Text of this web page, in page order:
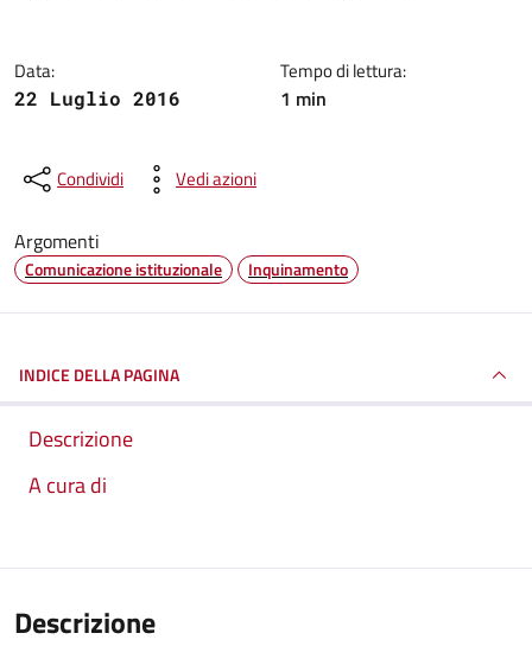
Data:
22 Luglio 2016
Tempo di lettura:
1 min
Condividi Vedi azioni
Argomenti
Comunicazione istituzionale Inquinamento
INDICE DELLA PAGINA
Descrizione
A cura di
Descrizione